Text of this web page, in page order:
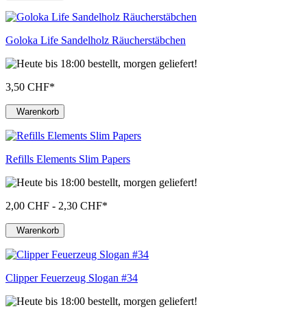
Goloka Life Sandelholz Räucherstäbchen
3,50 CHF*
Warenkorb
Refills Elements Slim Papers
2,00 CHF - 2,30 CHF*
Warenkorb
Clipper Feuerzeug Slogan #34